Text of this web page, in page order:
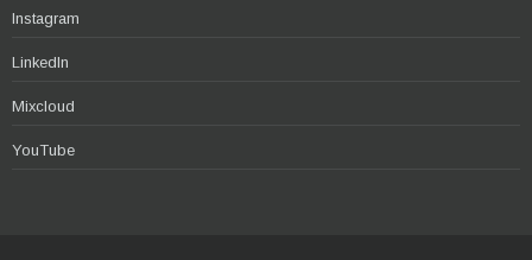
Instagram
LinkedIn
Mixcloud
YouTube